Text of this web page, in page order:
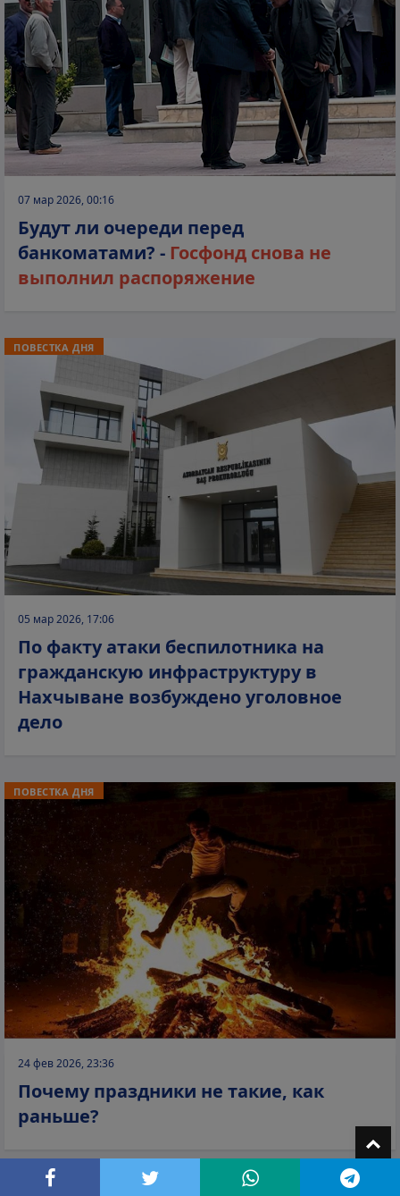
07 мар 2026, 00:16
Будут ли очереди перед
банкоматами? - Госфонд снова не
выполнил распоряжение
ПОВЕСТКА ДНЯ
05 мар 2026, 17:06
По факту атаки беспилотника на
гражданскую инфраструктуру в
Нахчыване возбуждено уголовное
дело
ПОВЕСТКА ДНЯ
24 фев 2026, 23:36
Почему праздники не такие, как
раньше?